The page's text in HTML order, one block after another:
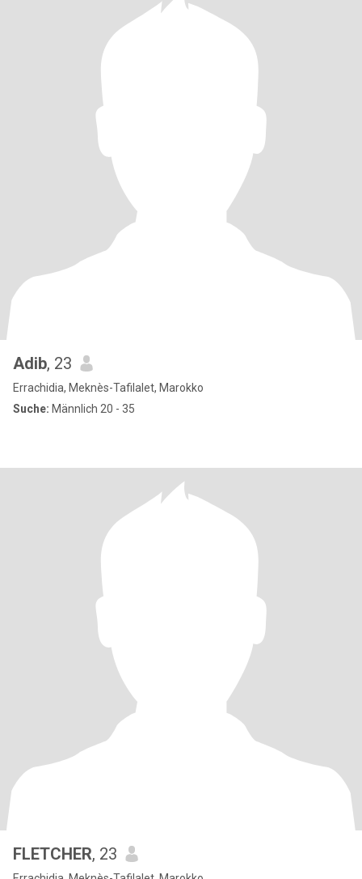
Adib, 23
Errachidia, Meknès-Tafilalet, Marokko
Suche: Männlich 20 - 35
FLETCHER, 23